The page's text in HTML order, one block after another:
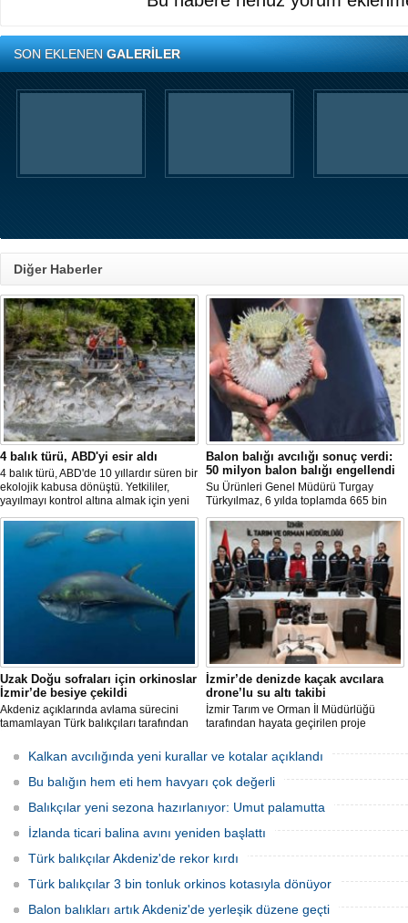
SON EKLENENGALERİLER
Diğer Haberler
4 balık türü, ABD'yi esir aldı
4 balık türü, ABD'de 10 yıllardır süren bir
ekolojik kabusa dönüştü. Yetkililer,
yayılmayı kontrol altına almak için yeni
projeler geliştirirken, uzmanlar
tamamen yok edilmenin imkansız
olduğunu belirtiyor.
Balon balığı avcılığı sonuç verdi:
50 milyon balon balığı engellendi
Su Ürünleri Genel Müdürü Turgay
Türkyılmaz, 6 yılda toplamda 665 bin
balon balığının ekosistemden
uzaklaştırıldığını belirterek, "Balon balığı
avcılığı sayesinde, yaklaşık 50 milyon
yeni balon balığının ekosisteme
katılması önlendi." dedi.
Uzak Doğu sofraları için orkinoslar
İzmir’de besiye çekildi
Akdeniz açıklarında avlama sürecini
tamamlayan Türk balıkçıları tarafından
orkinoslar, Uzak Doğu ülkelerine ihraç
edilmek için özenle bakılıyor.
İzmir’de denizde kaçak avcılara
drone’lu su altı takibi
İzmir Tarım ve Orman İl Müdürlüğü
tarafından hayata geçirilen proje
faaliyetleri anlık olarak tespit edebilen
hava ve su altı dronları sahada aktif
olarak kullanılmaya başlandı.
Kalkan avcılığında yeni kurallar ve kotalar açıklandı
Bu balığın hem eti hem havyarı çok değerli
Balıkçılar yeni sezona hazırlanıyor: Umut palamutta
İzlanda ticari balina avını yeniden başlattı
Türk balıkçılar Akdeniz'de rekor kırdı
Türk balıkçılar 3 bin tonluk orkinos kotasıyla dönüyor
Balon balıkları artık Akdeniz'de yerleşik düzene geçti